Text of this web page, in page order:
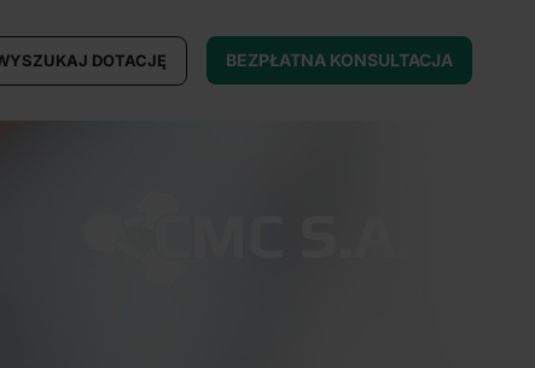
DOTACJĘ BEZPŁATNA KONSULTACJA